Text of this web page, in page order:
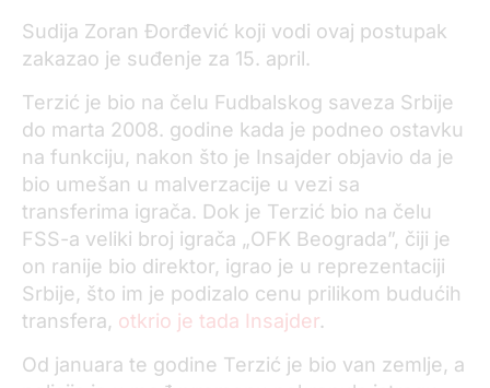
Sudija Zoran Đorđević koji vodi ovaj postupak
zakazao je suđenje za 15. april.
Terzić je bio na čelu Fudbalskog saveza Srbije
do marta 2008. godine kada je podneo ostavku
na funkciju, nakon što je Insajder objavio da je
bio umešan u malverzacije u vezi sa
transferima igrača. Dok je Terzić bio na čelu
FSS-a veliki broj igrača „OFK Beograda”, čiji je
on ranije bio direktor, igrao je u reprezentaciji
Srbije, što im je podizalo cenu prilikom budućih
transfera, otkrio je tada Insajder.
Od januara te godine Terzić je bio van zemlje, a